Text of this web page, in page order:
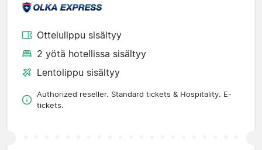
Ottelulippu sisältyy
2 yötä hotellissa sisältyy
Lentolippu sisältyy
Authorized reseller. Standard tickets & Hospitality. E-
tickets.